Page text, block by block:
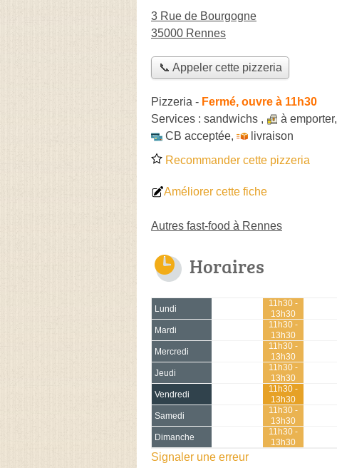
3 Rue de Bourgogne
35000 Rennes
📞 Appeler cette pizzeria
Pizzeria - Fermé, ouvre à 11h30
Services : sandwichs , à emporter,
CB acceptée,
livraison
Recommander cette pizzeria
Améliorer cette fiche
Autres fast-food à Rennes
Horaires
Lundi
11h30 -
13h30
Mardi
11h30 -
13h30
Mercredi
11h30 -
13h30
Jeudi
11h30 -
13h30
Vendredi
11h30 -
13h30
Samedi
11h30 -
13h30
Dimanche
11h30 -
13h30
Signaler une erreur